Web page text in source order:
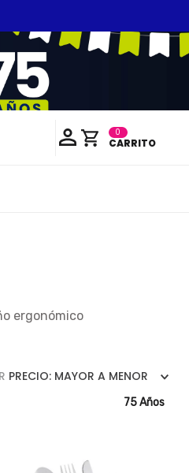
0
ergonómico
PRECIO: MAYOR A MENOR
75 Años